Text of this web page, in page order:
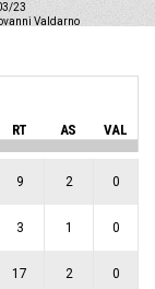
23
Valdarno
RT AS VAL
9 2 0
3 1 0
17 2 0